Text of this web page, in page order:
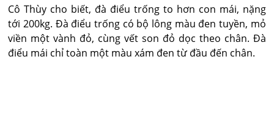
Cô Thùy cho biết, đà điểu trống to hơn con mái, nặng
tới 200kg. Đà điểu trống có bộ lông màu đen tuyền, mỏ
viền một vành đỏ, cùng vết son đỏ dọc theo chân. Đà
điểu mái chỉ toàn một màu xám đen từ đầu đến chân.